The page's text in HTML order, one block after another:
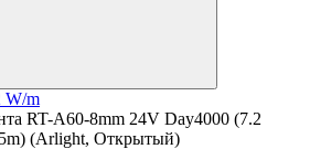
W/m
RT-A60-8mm 24V Day4000 (7.2
(Arlight, Открытый)